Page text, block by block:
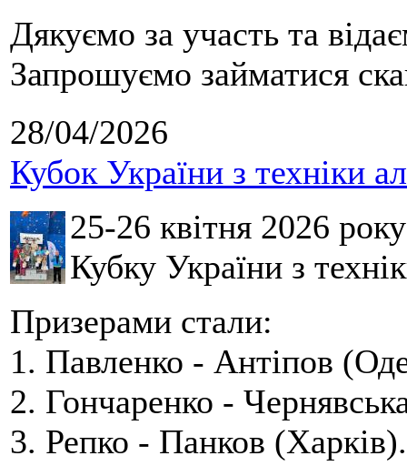
Дякуємо за участь та
Запрошуємо займатися
28/04/2026
Кубок України з техніки
25-26 квітня 2026
Кубку України з
Призерами стали:
1. Павленко - Антіпов
2. Гончаренко -
3. Репко - Панков (Харків).